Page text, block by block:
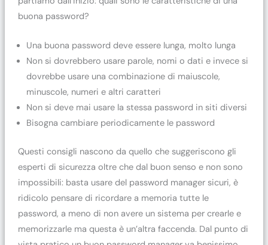
buona password?
Una buona password deve essere lunga, molto lunga
Non si dovrebbero usare parole, nomi o dati e invece si
dovrebbe usare una combinazione di maiuscole,
minuscole, numeri e altri caratteri
Non si deve mai usare la stessa password in siti diversi
Bisogna cambiare periodicamente le password
Questi consigli nascono da quello che suggeriscono gli
esperti di sicurezza oltre che dal buon senso e non sono
impossibili: basta usare del password manager sicuri, è
ridicolo pensare di ricordare a memoria tutte le
password, a meno di non avere un sistema per crearle e
memorizzarle ma questa è un’altra faccenda. Dal punto di